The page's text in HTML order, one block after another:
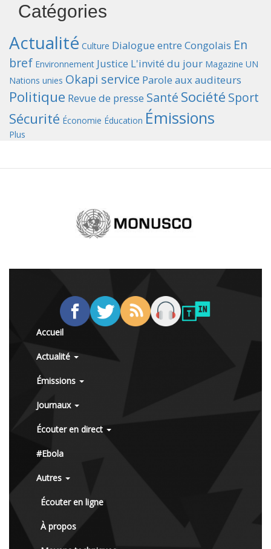
Catégories
Actualité Culture Dialogue entre Congolais En
bref Environnement Justice L'invité du jour Magazine UN
Nations unies Okapi service Parole aux auditeurs
Politique Revue de presse Santé Société Sport
Sécurité Économie Éducation Émissions
Plus
Accueil
Actualité
Émissions
Journaux
Écouter en direct
#Ebola
Autres
Écouter en ligne
À propos